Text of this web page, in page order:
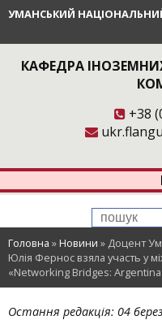
УМАНСЬКИЙ
КАФЕДРА
+38
Головна »Новини » Доцент
Юлія Фернос взяла участь у
«Networking Bridges:
Остання редакція: 04